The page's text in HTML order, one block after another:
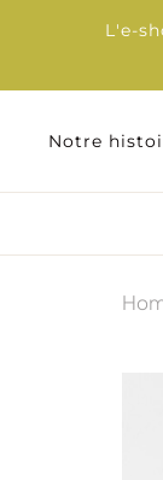
L'e-
Notre
Notre